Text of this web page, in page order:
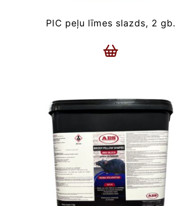
PIC peļu līmes slazds, 2 gb.